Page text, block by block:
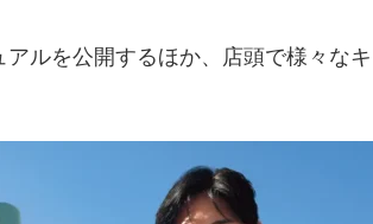
ルを公開するほか、店頭で様々な